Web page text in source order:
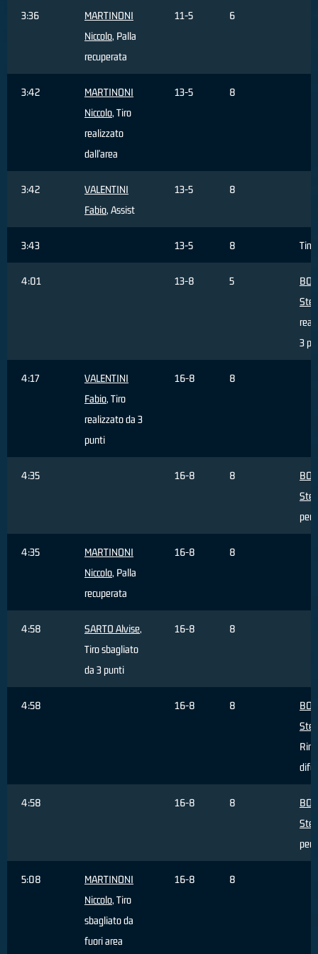
3:36
MARTINONI
Niccolo, Palla
recuperata
11-5 6
3:42
MARTINONI
Niccolo, Tiro
realizzato
dall'area
13-5 8
3:42
VALENTINI
Fabio, Assist
13-5 8
3:43 13-5 8
4:01 13-8 5
3
4:17
VALENTINI
Fabio, Tiro
realizzato da 3
punti
16-8 8
4:35 16-8 8
4:35
MARTINONI
Niccolo, Palla
recuperata
16-8 8
4:58 SARTO Alvise,
Tiro sbagliato
da 3 punti
16-8 8
4:58 16-8 8
4:58 16-8 8
5:08
MARTINONI
Niccolo, Tiro
sbagliato da
fuori area
16-8 8